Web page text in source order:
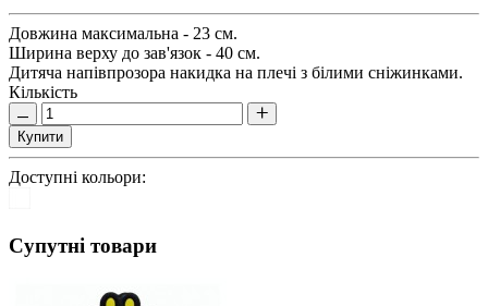
Довжина максимальна - 23 см.
Ширина верху до зав'язок - 40 см.
Дитяча напівпрозора накидка на плечі з білими сніжинками.
Кількість
Купити
Доступні кольори:
Супутні товари